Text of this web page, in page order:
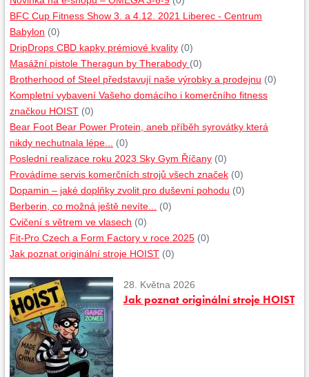
BFC Cup Fitness Show 3. a 4.12. 2021 Liberec - Centrum
Babylon (0)
DripDrops CBD kapky prémiové kvality (0)
Masážní pistole Theragun by Therabody (0)
Brotherhood of Steel představují naše výrobky a prodejnu (0)
Kompletní vybavení Vašeho domácího i komerčního fitness
značkou HOIST (0)
Bear Foot Bear Power Protein, aneb příběh syrovátky která
nikdy nechutnala lépe...
(0)
Poslední realizace roku 2023 Sky Gym Říčany (0)
Provádíme servis komerčních strojů všech značek (0)
Dopamin – jaké doplňky zvolit pro duševní pohodu (0)
Berberin, co možná ještě nevíte...
(0)
Cvičení s větrem ve vlasech (0)
Fit-Pro Czech a Form Factory v roce 2025 (0)
Jak poznat originální stroje HOIST (0)
28. Května 2026
Jak poznat originální stroje HOIST